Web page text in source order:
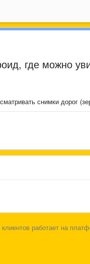
где можно
снимки дорог
работает на